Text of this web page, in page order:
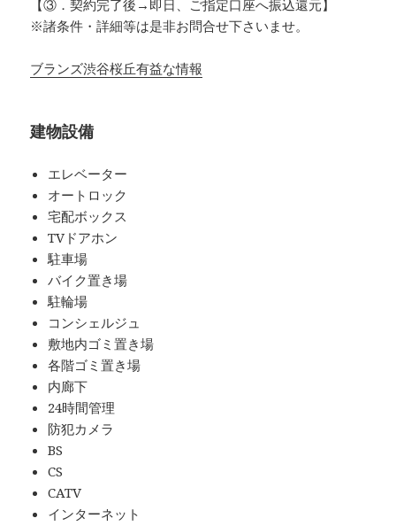
【③．契約完了後→即日、ご指定口座へ振込還元】
※諸条件・詳細等は是非お問合せ下さいませ。
ブランズ渋谷桜丘有益な情報
建物設備
エレベーター
オートロック
宅配ボックス
TVドアホン
駐車場
バイク置き場
駐輪場
コンシェルジュ
敷地内ゴミ置き場
各階ゴミ置き場
内廊下
24時間管理
防犯カメラ
BS
CS
CATV
インターネット